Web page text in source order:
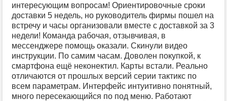
интересующим вопросам! Ориентировочные сроки
доставки 5 недель, но руководитель фирмы пошел на
встречу и часы организовали вместе с доставкой за 3
недели! Команда рабочая, отзывчивая, в
мессенджере помощь оказали. Скинули видео
инструкции. По самим часам. Доволен покупкой, к
смартфона ещё неконектил. Карты встали. Реально
отличаются от прошлых версий серии тактикс по
всем параметрам. Интерфейс интуитивно понятный,
много пересекающийся по под меню. Работают